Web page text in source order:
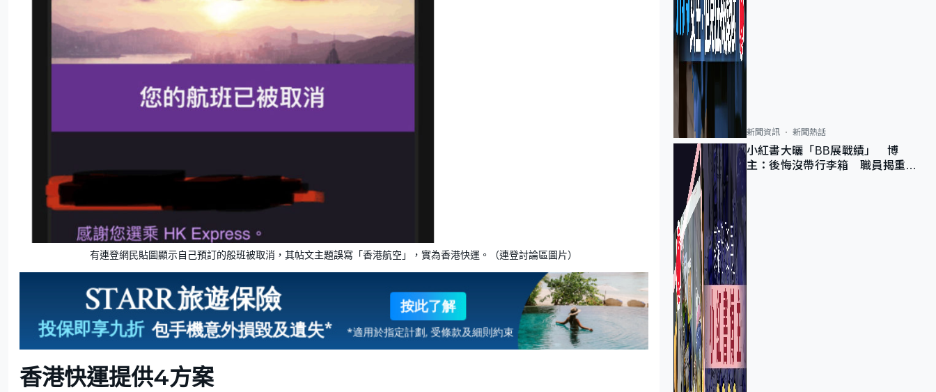
有連登網民貼圖顯示自己預訂的般班被取消，其帖文主題誤寫「香港航空」，實為香港快運。（連登討論區圖片）
香港快運提供4方案
新聞資訊 新聞熱話
小紅書大曬「BB展戰績」 博
主：後悔沒帶行李箱 職員揭重複